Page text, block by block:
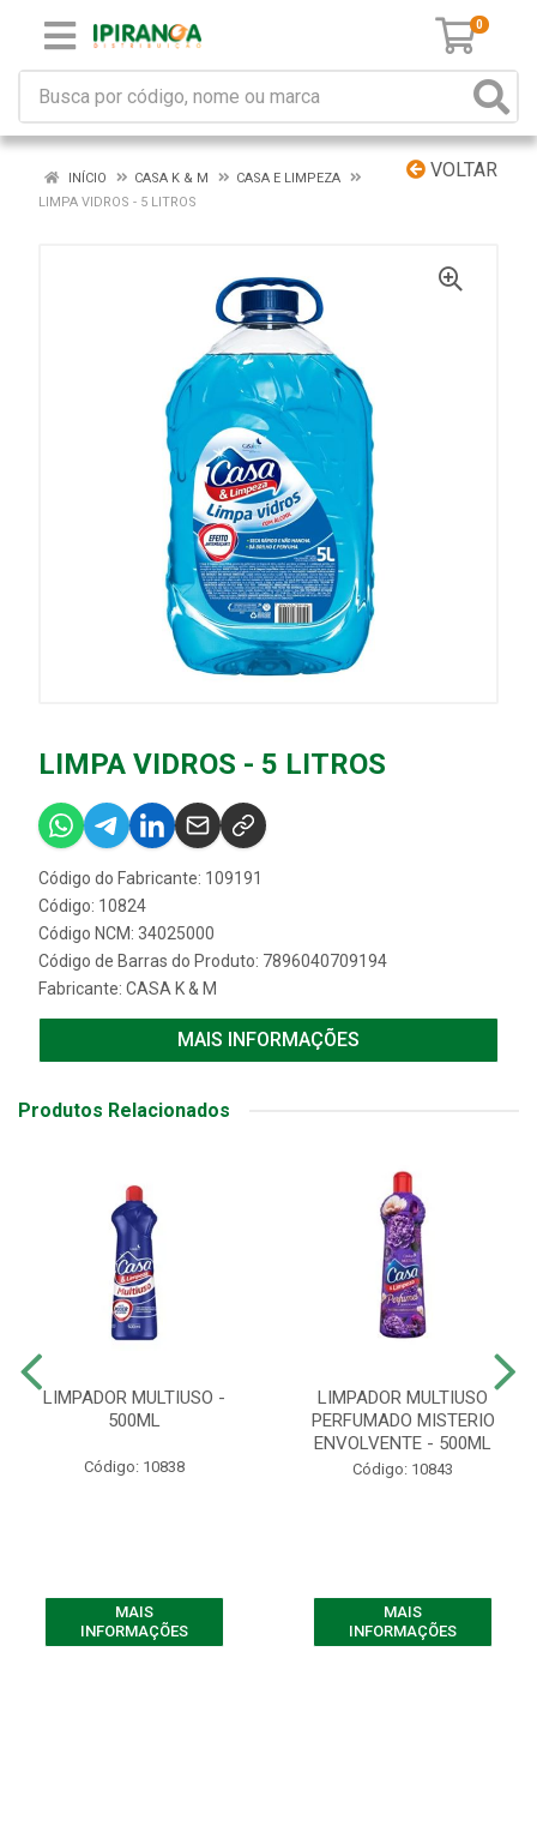
0
VOLTAR
INÍCIO CASA K & M
CASA E LIMPEZA
LIMPA VIDROS - 5 LITROS
LIMPA VIDROS - 5 LITROS
Código do Fabricante: 109191
Código: 10824
Código NCM: 34025000
Código de Barras do Produto: 7896040709194
Fabricante: CASA K & M
MAIS INFORMAÇÕES
Produtos Relacionados
LIMPADOR MULTIUSO -
500ML
Código: 10838
MAIS
INFORMAÇÕES
LIMPADOR MULTIUSO
PERFUMADO MISTERIO
ENVOLVENTE - 500ML
Código: 10843
MAIS
INFORMAÇÕES